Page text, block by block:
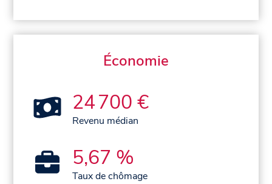
Économie
24 700 €
Revenu médian
5,67 %
Taux de chômage